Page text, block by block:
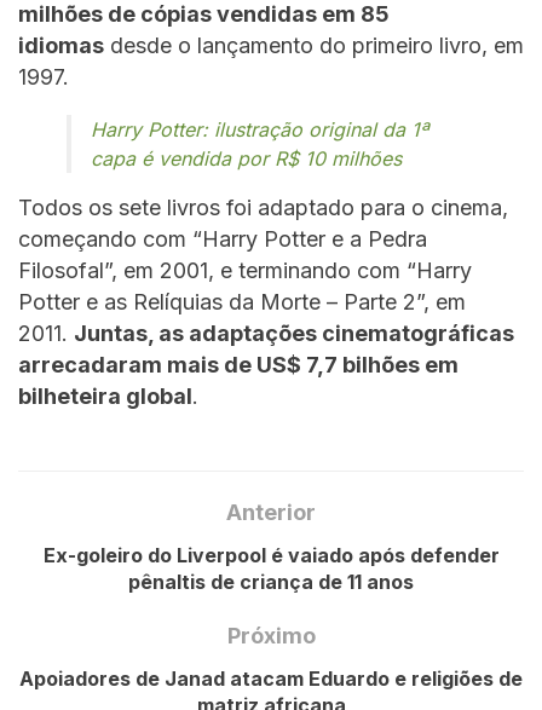
milhões de cópias vendidas em 85
idiomas desde o lançamento do primeiro livro, em
1997.
Harry Potter: ilustração original da 1ª
capa é vendida por R$ 10 milhões
Todos os sete livros foi adaptado para o cinema,
começando com “Harry Potter e a Pedra
Filosofal”, em 2001, e terminando com “Harry
Potter e as Relíquias da Morte – Parte 2”, em
2011. Juntas, as adaptações cinematográficas
arrecadaram mais de US$ 7,7 bilhões em
bilheteira global.
Anterior
Ex-goleiro do Liverpool é vaiado após defender
pênaltis de criança de 11 anos
Próximo
Apoiadores de Janad atacam Eduardo e religiões de
matriz africana